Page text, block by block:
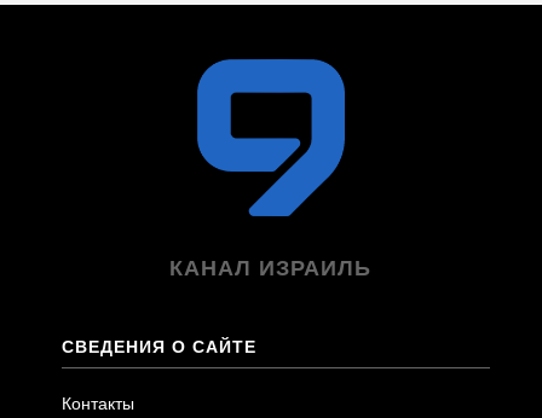
КАНАЛ ИЗРАИЛЬ
СВЕДЕНИЯ О САЙТЕ
Контакты